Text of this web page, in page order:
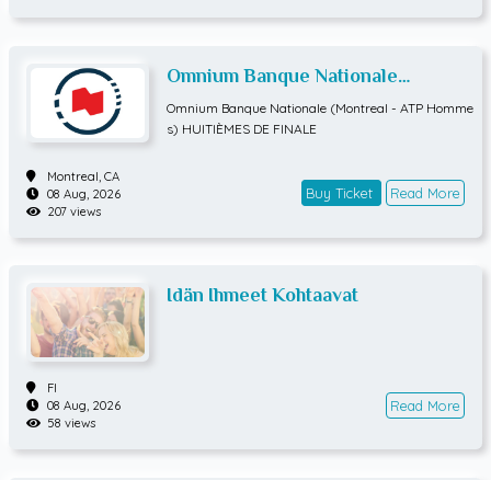
Omnium Banque Nationale
(Montreal - ATP Hommes)
HUITIÈMES DE FINALE
Omnium Banque Nationale (Montreal - ATP Homme
s) HUITIÈMES DE FINALE
Montreal, CA
08 Aug, 2026
207 views
Buy Ticket Read More
Idän Ihmeet Kohtaavat
FI
08 Aug, 2026
58 views
Read More